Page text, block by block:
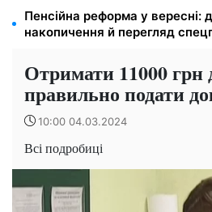
Пенсійна реформа у вересні:
накопичення й перегляд
Отримати 11000 грн
правильно подати
10:00 04.03.2024
Всі подробиці